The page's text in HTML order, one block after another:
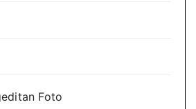
Foto